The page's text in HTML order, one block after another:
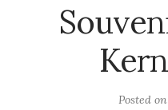
Posted on